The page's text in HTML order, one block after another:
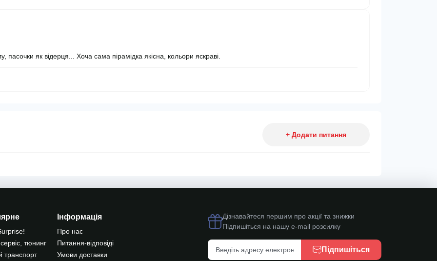
пасочки як відерця... Хоча сама пірамідка якісна, кольори яскраві.
+ Додати питання
тюнинг
транспорт
Інформація
Про нас
Питання-відповіді
Умови доставки
Дізнавайтеся першим про акції та знижки
Підпишіться на нашу e-mail розсилку
Підпишіться